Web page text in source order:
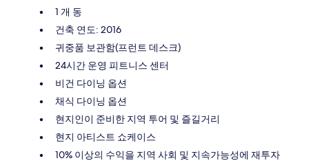
1 개 동
건축 연도: 2016
귀중품 보관함(프런트 데스크)
24시간 운영 피트니스 센터
비건 다이닝 옵션
채식 다이닝 옵션
현지인이 준비한 지역 투어 및 즐길거리
현지 아티스트 쇼케이스
10% 이상의 수익을 지역 사회 및 지속가능성에 재투자